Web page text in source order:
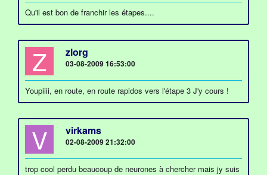
Qu'il est bon de franchir les étapes....
Z zlorg
03-08-2009 16:53:00
Youpiiii, en route, en route rapidos vers l'étape 3 J'y cours !
V virkams
02-08-2009 21:32:00
trop cool perdu beaucoup de neurones à chercher mais jy suis